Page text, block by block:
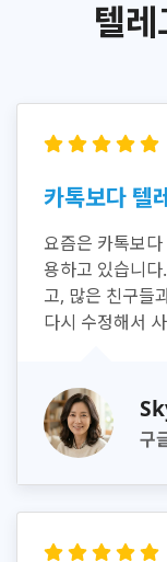
텔
카톡보다 텔
요즘은 카톡보
용하고 있습니
고, 많은 친구들
다시 수정해서
구